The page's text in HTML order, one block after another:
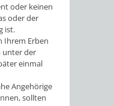
oder keinen
oder der
ist.
Ihrem Erben
unter der
einmal
Angehörige
sollten